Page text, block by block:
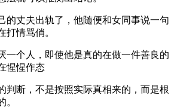
的丈夫出轨了，他随便和女同事说一句
打情骂俏。
一个人，即使他是真的在做一件善良的
惺惺作态
判断，不是按照实际真相来的，而是根
。